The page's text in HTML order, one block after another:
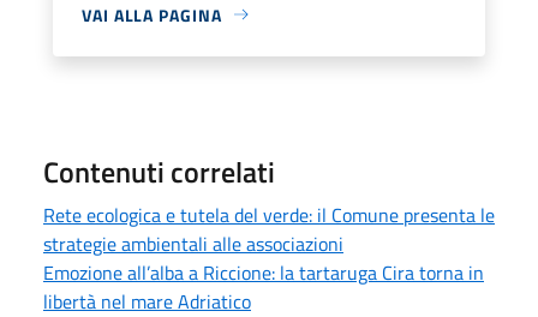
VAI ALLA PAGINA
Contenuti correlati
Rete ecologica e tutela del verde: il Comune presenta le
strategie ambientali alle associazioni
Emozione all’alba a Riccione: la tartaruga Cira torna in
libertà nel mare Adriatico